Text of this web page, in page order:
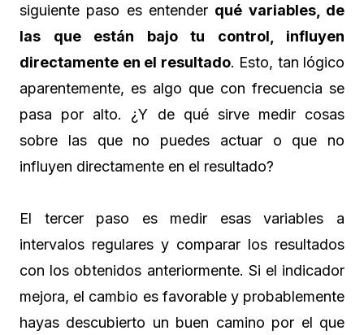
siguiente paso es entender qué variables, de
las que están bajo tu control, influyen
directamente en el resultado. Esto, tan lógico
aparentemente, es algo que con frecuencia se
pasa por alto. ¿Y de qué sirve medir cosas
sobre las que no puedes actuar o que no
influyen directamente en el resultado?
El tercer paso es medir esas variables a
intervalos regulares y comparar los resultados
con los obtenidos anteriormente. Si el indicador
mejora, el cambio es favorable y probablemente
hayas descubierto un buen camino por el que